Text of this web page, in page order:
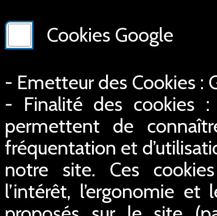
Cookies Google
- Emetteur des Cookies :
- Finalité des cookies
permettent de
fréquentation et
notre site. Ces
l’intérêt, l’ergonomie